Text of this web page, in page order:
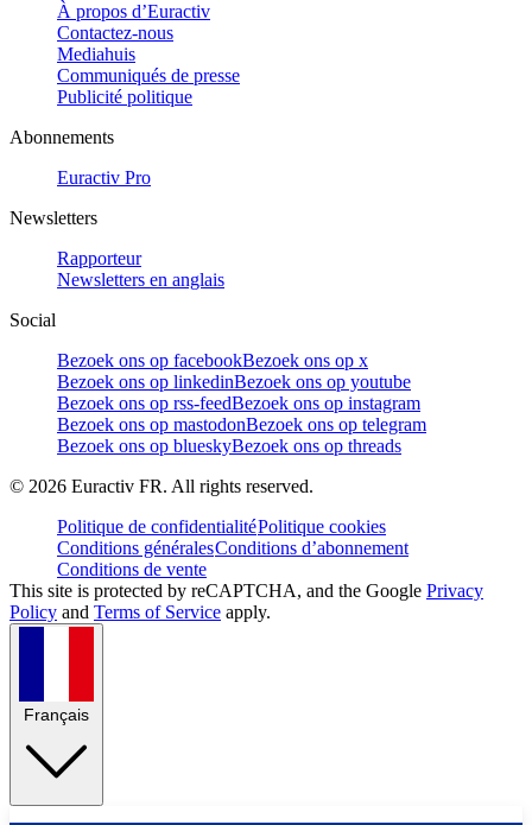
À propos d’Euractiv
Contactez-nous
Mediahuis
Communiqués de presse
Publicité politique
Abonnements
Euractiv Pro
Newsletters
Rapporteur
Newsletters en anglais
Social
Bezoek ons op facebookBezoek ons op x
Bezoek ons op linkedinBezoek ons op youtube
Bezoek ons op rss-feedBezoek ons op instagram
Bezoek ons op mastodonBezoek ons op telegram
Bezoek ons op blueskyBezoek ons op threads
© 2026 Euractiv FR. All rights reserved.
Politique de confidentialitéPolitique cookies
Conditions généralesConditions d’abonnement
Conditions de vente
This site is protected by reCAPTCHA, and the Google Privacy
Policy and Terms of Service apply.
Français